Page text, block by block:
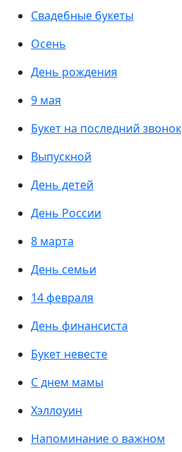
Свадебные букеты
Осень
День рождения
9 мая
Букет на последний звонок
Выпускной
День детей
День России
8 марта
День семьи
14 февраля
День финансиста
Букет невесте
С днем мамы
Хэллоуин
Напоминание о важном